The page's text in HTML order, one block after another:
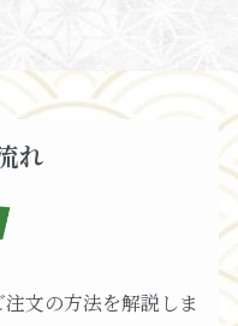
れ
文の方法を解説しま